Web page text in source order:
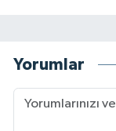
Yorumlar